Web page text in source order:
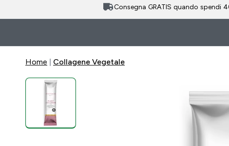
Consegna GRATIS quando spendi
Home Collagene Vegetale